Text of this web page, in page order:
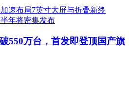
550万台，首发即登顶国产旗